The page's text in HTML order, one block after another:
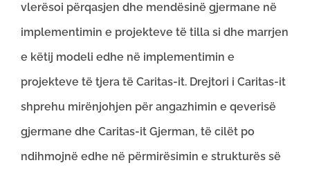
vlerësoi përqasjen dhe mendësinë gjermane në
implementimin e projekteve të tilla si dhe marrjen
e këtij modeli edhe në implementimin e
projekteve të tjera të Caritas-it. Drejtori i Caritas-it
shprehu mirënjohjen për angazhimin e qeverisë
gjermane dhe Caritas-it Gjerman, të cilët po
ndihmojnë edhe në përmirësimin e strukturës së